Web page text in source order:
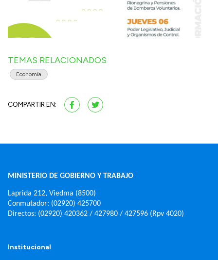
TEMAS RELACIONADOS
Economía
COMPARTIR EN:
MINISTERIO DE GOBIERNO Y TRABAJO
Laprida 212, Viedma (8500)
Conmutador: (02920) 425700
Directos: (02920) 420362 / 427980 / 427596 (Rpv 4020)
Institucional